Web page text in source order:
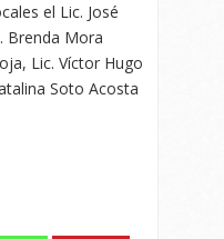
el Lic. José
Brenda Mora
Lic. Víctor Hugo
Soto Acosta